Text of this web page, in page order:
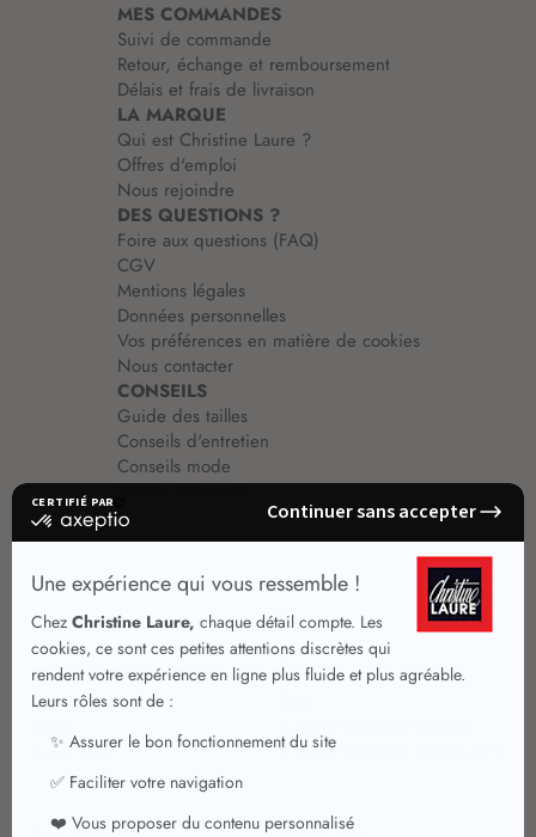
MES COMMANDES
Suivi de commande
Retour, échange et remboursement
Délais et frais de livraison
LA MARQUE
Qui est Christine Laure ?
Offres d'emploi
Nous rejoindre
DES QUESTIONS ?
Foire aux questions (FAQ)
CGV
Mentions légales
Données personnelles
Vos préférences en matière de cookies
Nous contacter
CONSEILS
Guide des tailles
Conseils d'entretien
Conseils mode
Guide vêtements
Vêtements pour femmes
Vêtements de qualité
Robes
Jupes chic
Jupes été
Chemisiers
T shirts manches courtes 3/4